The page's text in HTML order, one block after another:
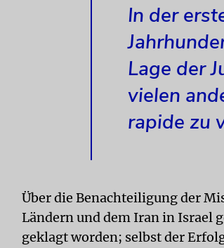
In der
Lage der
vielen
rapide zu
Über die Benachteiligung der
Ländern und dem Iran in Israel
geklagt worden; selbst der